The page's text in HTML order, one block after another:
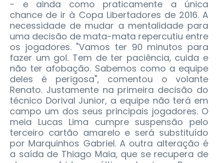
- e ainda como praticamente a única
chance de ir à Copa Libertadores de 2016. A
necessidade de mudar a mentalidade para
uma decisão de mata-mata repercutiu entre
os jogadores. "Vamos ter 90 minutos para
fazer um gol. Tem de ter paciência, cuida e
não ter afobação. Sabemos como a equipe
deles é perigosa", comentou o volante
Renato. Justamente na primeira decisão do
técnico Dorival Junior, a equipe não terá em
campo um dos seus principais jogadores. O
meia Lucas Lima cumpre suspensão pelo
terceiro cartão amarelo e será substituído
por Marquinhos Gabriel. A outra alteração é
a saída de Thiago Maia, que se recupera de